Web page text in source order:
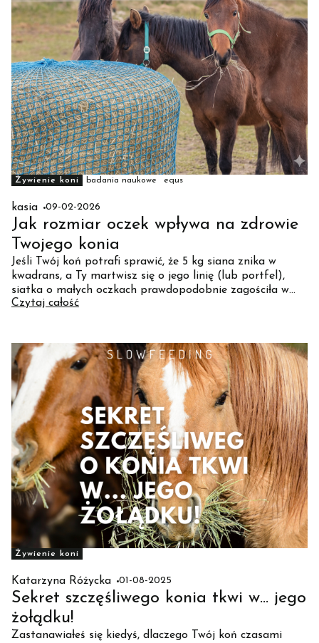
Żywienie koni badania naukowe equs
kasia 09-02-2026
Jak rozmiar oczek wpływa na zdrowie
Twojego konia
Jeśli Twój koń potrafi sprawić, że 5 kg siana znika w
kwadrans, a Ty martwisz się o jego linię (lub portfel),
siatka o małych oczkach prawdopodobnie zagościła w
Twojej stajni. Ale czy zastanawiałeś się kiedyś, co o
wszystko
Czytaj całość
Żywienie koni
Katarzyna Różycka 01-08-2025
Sekret szczęśliwego konia tkwi w... jego
żołądku!
Zastanawiałeś się kiedyś, dlaczego Twój koń czasami